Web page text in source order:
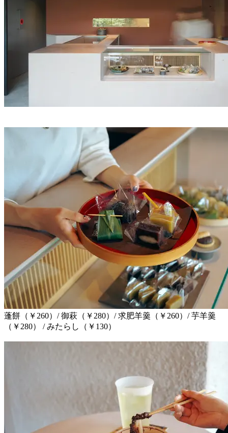
蓬餅（￥260）/ 御萩（￥280）/ 求肥羊羹（￥260）/ 芋羊羹
（￥280） / みたらし（￥130）